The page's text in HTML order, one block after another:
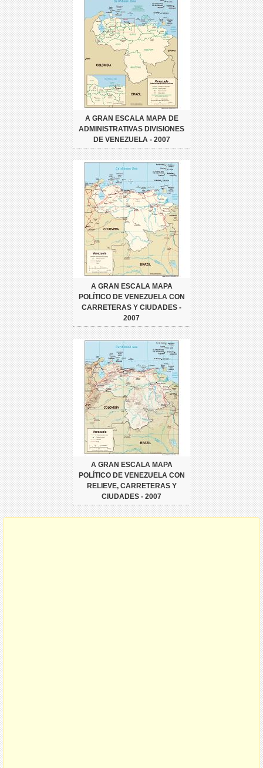
A GRAN ESCALA MAPA DE
ADMINISTRATIVAS DIVISIONES
DE VENEZUELA - 2007
A GRAN ESCALA MAPA
POLÍTICO DE VENEZUELA CON
CARRETERAS Y CIUDADES -
2007
A GRAN ESCALA MAPA
POLÍTICO DE VENEZUELA CON
RELIEVE, CARRETERAS Y
CIUDADES - 2007